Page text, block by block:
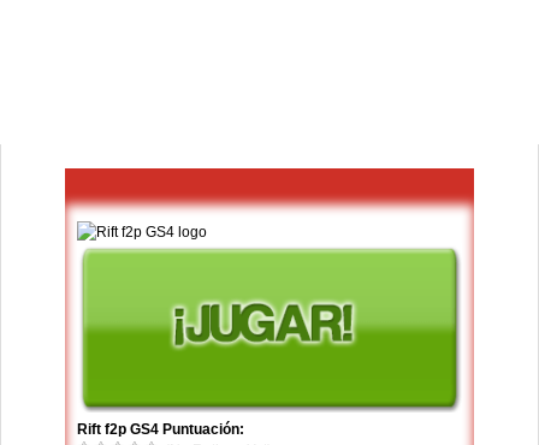
Rift f2p GS4 Puntuación: